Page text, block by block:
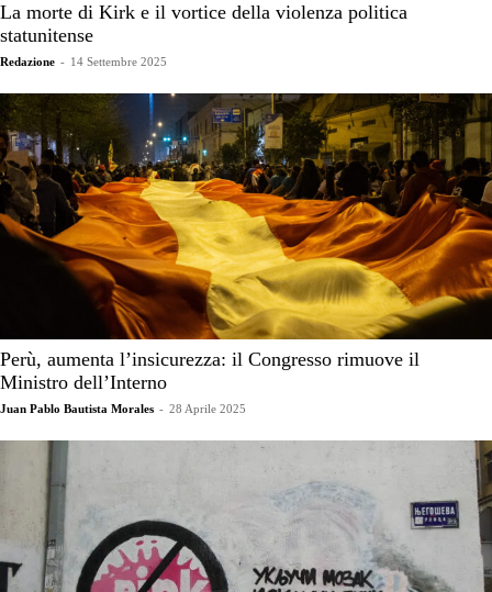
La morte di Kirk e il vortice della violenza politica
statunitense
Redazione - 14 Settembre 2025
Perù, aumenta l’insicurezza: il Congresso rimuove il
Ministro dell’Interno
Juan Pablo Bautista Morales - 28 Aprile 2025